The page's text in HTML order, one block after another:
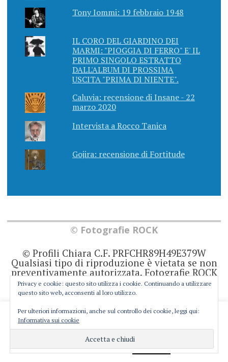
Tony Iommi: 19 febbraio 1948
IL CORO DEL GIARDINO DEI
MARMI: "PIOGGIA DI FERRO" E' IL
PRIMO SINGOLO ESTRATTO
DALL'ALBUM DI PROSSIMA
USCITA "PRIMA DI NIENTE".
Caluvia: recensione di Insane - 22
marzo 2020
Intervista a Rocco Tanica
Gojira: recensione di Fortitude
© Fotografie ROCK
© Profili Chiara C.F. PRFCHR89H49E379W
Qualsiasi tipo di riproduzione è vietata se non
preventivamente autorizzata. Fotografie ROCK
non rappresenta una testata giornalistica in
quanto viene aggiornato senza alcuna
prodotto editoriale ai sensi della legge 62 del
7/3/2001. Ogni autore è direttamente
responsabile di ciò che scrive negli articoli e
nei commenti.
Privacy e Cookie
This website uses cookies to improve your experience. We'll
assume you're ok with this, but you can opt-out if you wish.
Privacy e cookie: questo sito utilizza i cookie. Continuando a utilizzare
questo sito web, acconsenti al loro utilizzo.
Per ulteriori informazioni, anche sul controllo dei cookie, leggi qui:
Informativa sui cookie